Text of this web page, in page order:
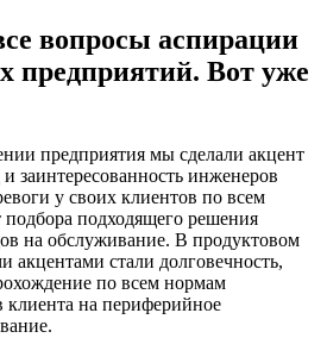
вопросы аспирации
Вот уже
предприятия мы сделали акцент
заинтересованность инженеров
у своих клиентов по всем
подходящего решения
на обслуживание. В продуктовом
стали долговечность,
по всем нормам
клиента на периферийное